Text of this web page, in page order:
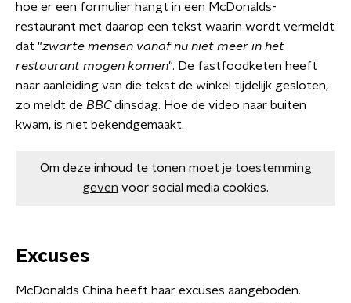
hoe er een formulier hangt in een McDonalds-
restaurant met daarop een tekst waarin wordt vermeldt
dat "zwarte mensen vanaf nu niet meer in het
restaurant mogen komen". De fastfoodketen heeft
naar aanleiding van die tekst de winkel tijdelijk gesloten,
zo meldt de BBCdinsdag. Hoe de video naar buiten
kwam, is niet bekendgemaakt.
Om deze inhoud te tonen moet je toestemming
geven voor social media cookies.
Excuses
McDonalds China heeft haar excuses aangeboden.